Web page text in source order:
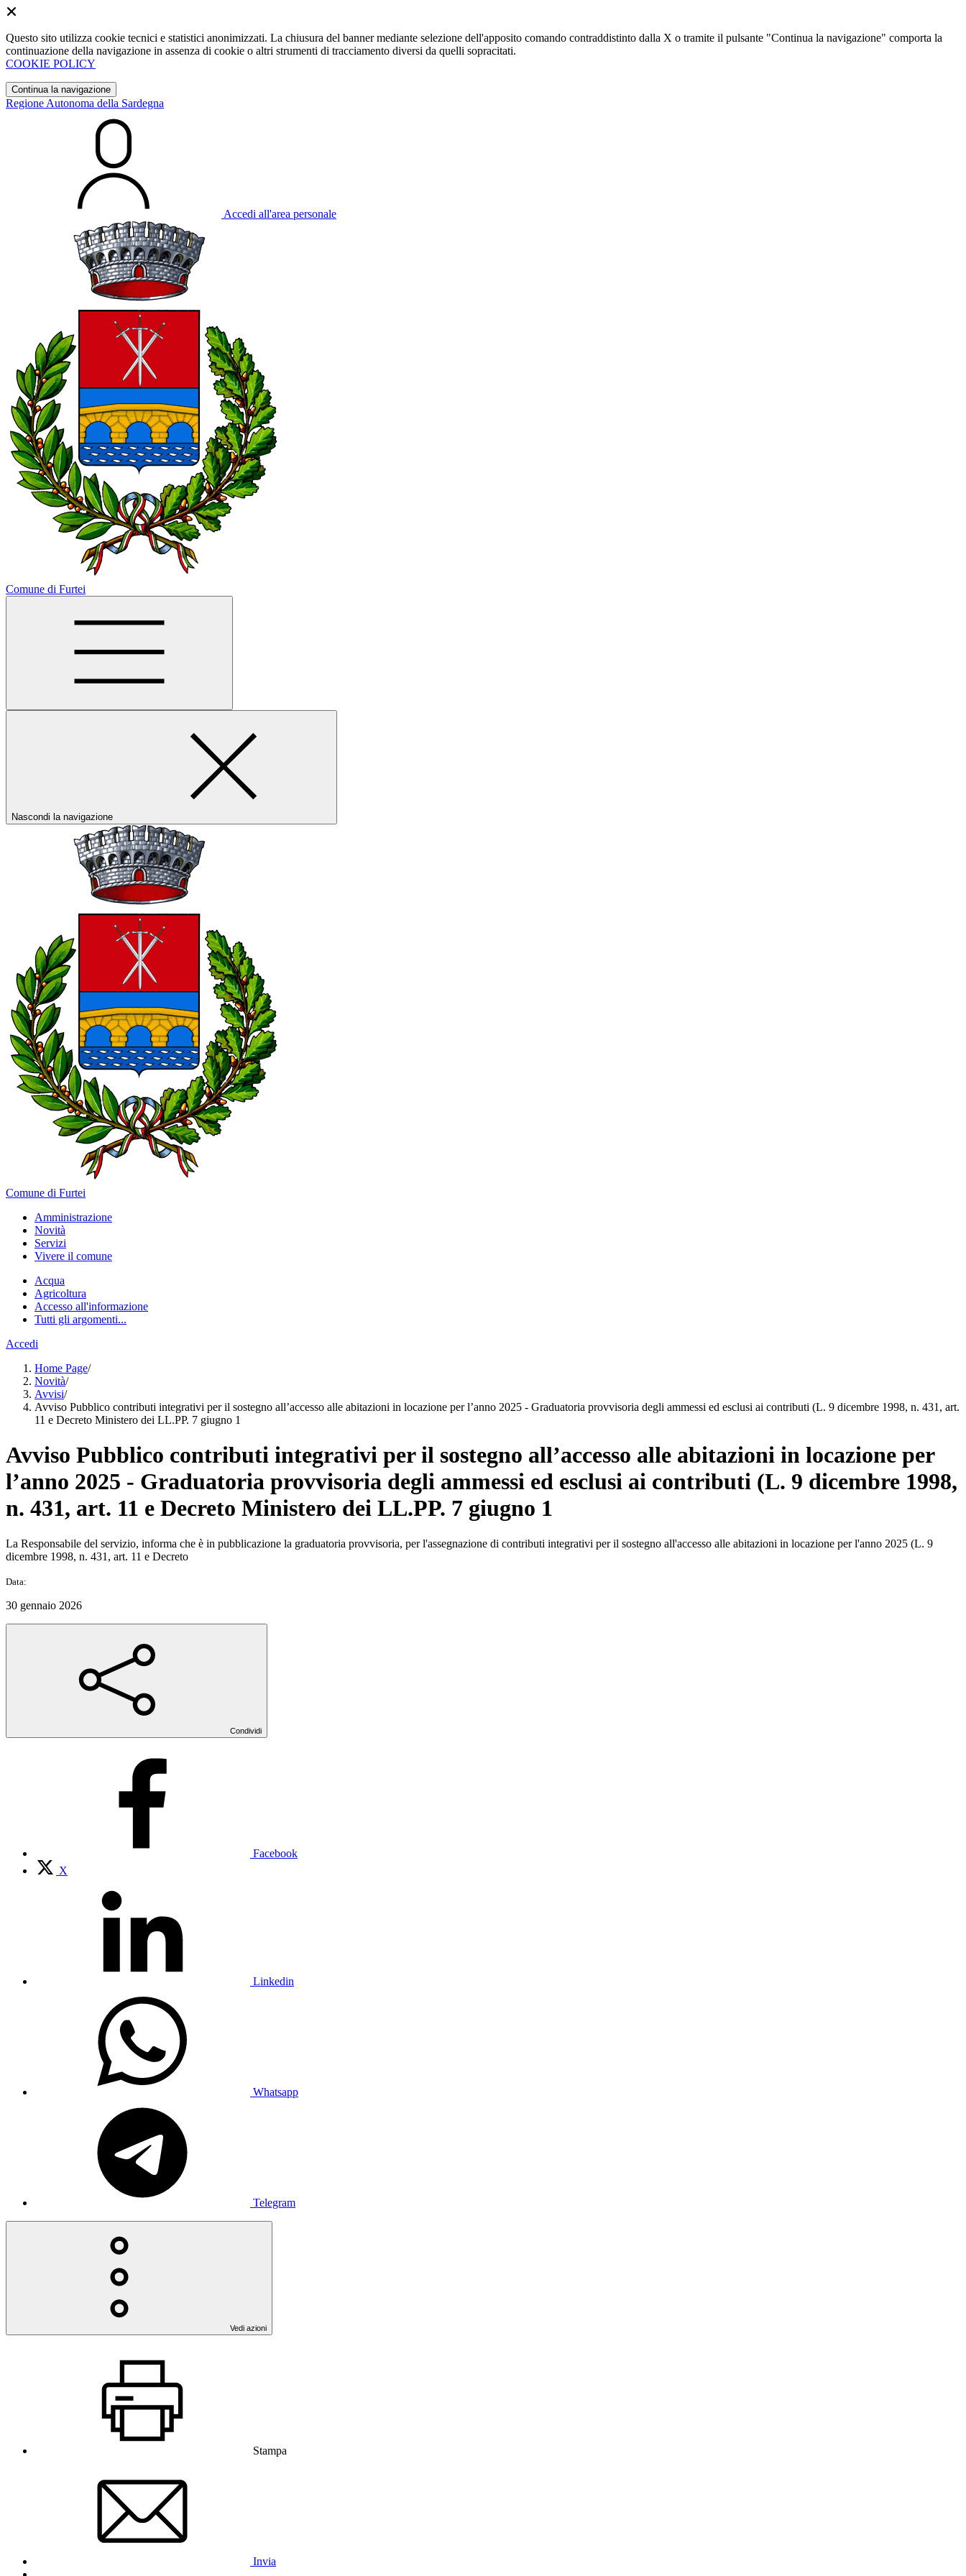
Questo sito utilizza cookie tecnici e statistici anonimizzati. La chiusura del banner mediante selezione dell'apposito comando contraddistinto dalla X o tramite il pulsante "Continua la navigazione" comporta la
continuazione della navigazione in assenza di cookie o altri strumenti di tracciamento diversi da quelli sopracitati.
COOKIE POLICY
Continua la navigazione
Regione Autonoma della Sardegna
Accedi all'area personale
Comune di Furtei
Nascondi la navigazione
Comune di Furtei
Amministrazione
Novità
Servizi
Vivere il comune
Acqua
Agricoltura
Accesso all'informazione
Tutti gli argomenti...
Accedi
Home Page/
Novità/
Avvisi/
Avviso Pubblico contributi integrativi per il sostegno all’accesso alle abitazioni in locazione per l’anno 2025 - Graduatoria provvisoria degli ammessi ed esclusi ai contributi (L. 9 dicembre 1998, n. 431, art.
11 e Decreto Ministero dei LL.PP. 7 giugno 1
Avviso Pubblico contributi integrativi per il sostegno all’accesso alle abitazioni in locazione per
l’anno 2025 - Graduatoria provvisoria degli ammessi ed esclusi ai contributi (L. 9 dicembre 1998,
n. 431, art. 11 e Decreto Ministero dei LL.PP. 7 giugno 1
La Responsabile del servizio, informa che è in pubblicazione la graduatoria provvisoria, per l'assegnazione di contributi integrativi per il sostegno all'accesso alle abitazioni in locazione per l'anno 2025 (L. 9
dicembre 1998, n. 431, art. 11 e Decreto
Data:
30 gennaio 2026
Condividi
Facebook
X
Linkedin
Whatsapp
Telegram
Vedi azioni
Stampa
Invia